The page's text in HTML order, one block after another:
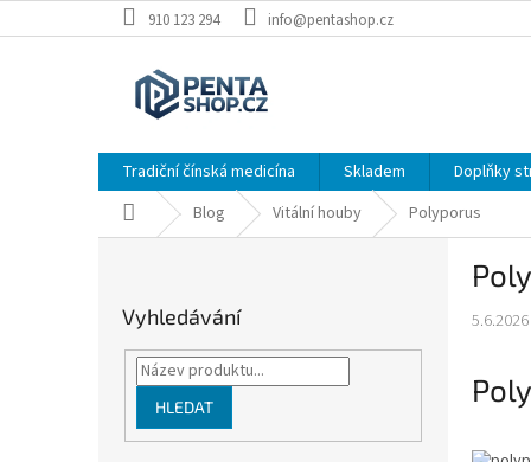
na
910 123 294 info@pentashop.cz
Tradiční čínská medicína Skladem Doplňky
Domů Blog Vitální houby Polyporus
Vyhledávání
HLEDAT
5.6.2026